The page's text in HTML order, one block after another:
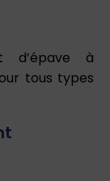
d’épave à
tous types